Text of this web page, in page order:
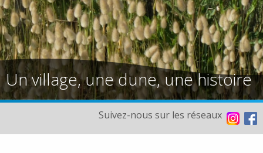
Un village, une dune, une histoire
Suivez-nous sur les réseaux